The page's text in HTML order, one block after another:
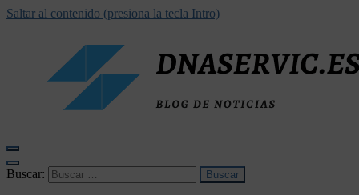
Saltar al contenido (presiona la tecla Intro)
Buscar: